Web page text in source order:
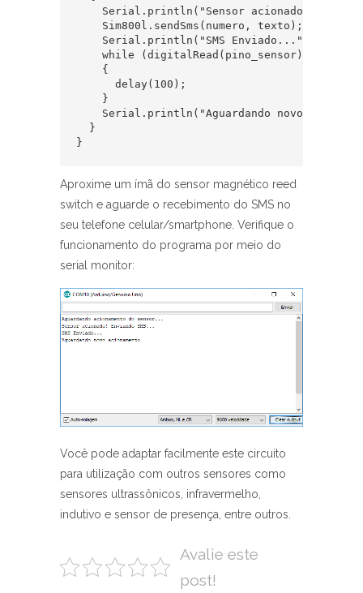
Serial.println("Sensor acionado!
    Sim800l.sendSms(numero, texto);
    Serial.println("SMS Enviado...");
    while (digitalRead(pino_sensor) != 0)
    {
      delay(100);
    }
Serial.println("Aguardando novo
  }
}
Aproxime um ímã do sensor magnético reed
switch e aguarde o recebimento do SMS no
seu telefone celular/smartphone. Verifique o
funcionamento do programa por meio do
serial monitor:
Você pode adaptar facilmente este circuito
para utilização com outros sensores como
sensores ultrassônicos, infravermelho,
indutivo e sensor de presença, entre outros.
Avalie este
post!